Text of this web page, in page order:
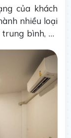
của khách
nhiều loại
bình, ký